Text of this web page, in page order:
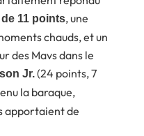
11 points, une
chauds, et un
des Mavs dans le
Jr.(24 points, 7
la baraque,
apportaient de